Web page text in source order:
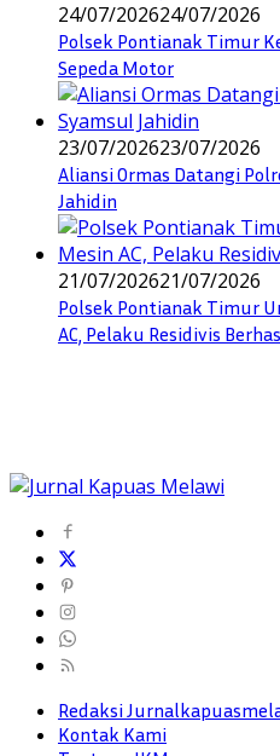
24/07/202624/07/2026
Polsek Pontianak Timur
Sepeda Motor
23/07/202623/07/2026
Aliansi Ormas Datangi
Jahidin
21/07/202621/07/2026
Polsek Pontianak Timur
AC, Pelaku Residivis
Redaksi
Kontak Kami